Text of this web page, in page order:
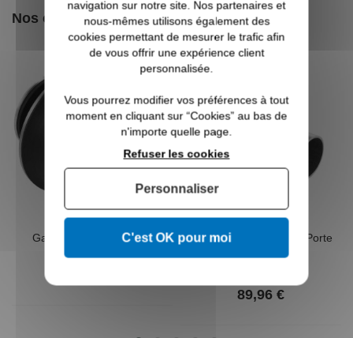
Nos clients ont aussi aimé
Galet Simple pour Porte
Coulissante
Tube pour Guidage de Porte
Coulissante
89,96 €
navigation sur notre site. Nos partenaires et
nous-mêmes utilisons également des
cookies permettant de mesurer le trafic afin
de vous offrir une expérience client
personnalisée.
Vous pourrez modifier vos préférences à tout
moment en cliquant sur “Cookies” au bas de
n'importe quelle page.
C'est OK pour moi
Refuser les cookies
Personnaliser